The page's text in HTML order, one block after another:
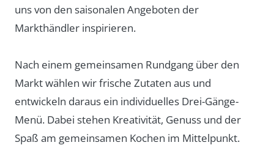
uns von den saisonalen Angeboten der
Markthändler inspirieren.
Nach einem gemeinsamen Rundgang über den
Markt wählen wir frische Zutaten aus und
entwickeln daraus ein individuelles Drei-Gänge-
Menü. Dabei stehen Kreativität, Genuss und der
Spaß am gemeinsamen Kochen im Mittelpunkt.